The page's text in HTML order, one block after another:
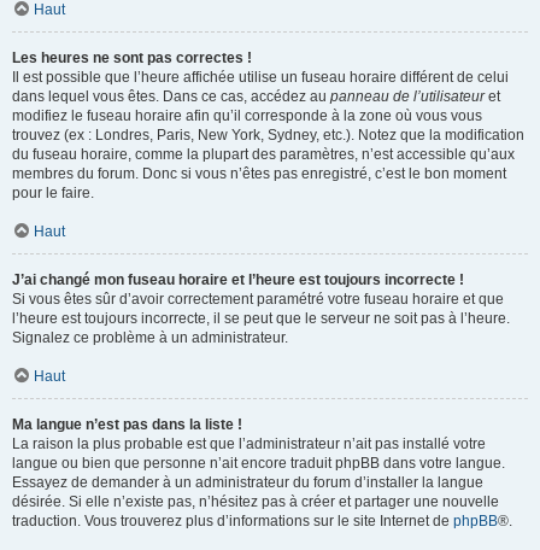
Haut
Les heures ne sont pas correctes !
Il est possible que l’heure affichée utilise un fuseau horaire différent de celui
dans lequel vous êtes. Dans ce cas, accédez au panneau de l’utilisateuret
modifiez le fuseau horaire afin qu’il corresponde à la zone où vous vous
trouvez (ex : Londres, Paris, New York, Sydney, etc.). Notez que la modification
du fuseau horaire, comme la plupart des paramètres, n’est accessible qu’aux
membres du forum. Donc si vous n’êtes pas enregistré, c’est le bon moment
pour le faire.
Haut
J’ai changé mon fuseau horaire et l’heure est toujours incorrecte !
Si vous êtes sûr d’avoir correctement paramétré votre fuseau horaire et que
l’heure est toujours incorrecte, il se peut que le serveur ne soit pas à l’heure.
Signalez ce problème à un administrateur.
Haut
Ma langue n’est pas dans la liste !
La raison la plus probable est que l’administrateur n’ait pas installé votre
langue ou bien que personne n’ait encore traduit phpBB dans votre langue.
Essayez de demander à un administrateur du forum d’installer la langue
désirée. Si elle n’existe pas, n’hésitez pas à créer et partager une nouvelle
traduction. Vous trouverez plus d’informations sur le site Internet de phpBB®.